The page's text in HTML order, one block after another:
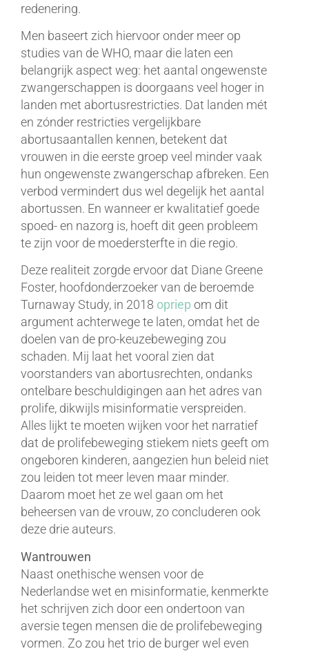
redenering.
Men baseert zich hiervoor onder meer op
studies van de WHO, maar die laten een
belangrijk aspect weg: het aantal ongewenste
zwangerschappen is doorgaans veel hoger in
landen met abortusrestricties. Dat landen mét
en zónder restricties vergelijkbare
abortusaantallen kennen, betekent dat
vrouwen in die eerste groep veel minder vaak
hun ongewenste zwangerschap afbreken. Een
verbod vermindert dus wel degelijk het aantal
abortussen. En wanneer er kwalitatief goede
spoed- en nazorg is, hoeft dit geen probleem
te zijn voor de moedersterfte in die regio.
Deze realiteit zorgde ervoor dat Diane Greene
Foster, hoofdonderzoeker van de beroemde
Turnaway Study, in 2018 opriepom dit
argument achterwege te laten, omdat het de
doelen van de pro-keuzebeweging zou
schaden. Mij laat het vooral zien dat
voorstanders van abortusrechten, ondanks
ontelbare beschuldigingen aan het adres van
prolife, dikwijls misinformatie verspreiden.
Alles lijkt te moeten wijken voor het narratief
dat de prolifebeweging stiekem niets geeft om
ongeboren kinderen, aangezien hun beleid niet
zou leiden tot meer leven maar minder.
Daarom moet het ze wel gaan om het
beheersen van de vrouw, zo concluderen ook
deze drie auteurs.
Wantrouwen
Naast onethische wensen voor de
Nederlandse wet en misinformatie, kenmerkte
het schrijven zich door een ondertoon van
aversie tegen mensen die de prolifebeweging
vormen. Zo zou het trio de burger wel even